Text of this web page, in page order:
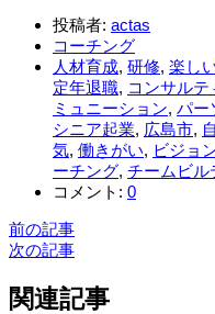
投稿者: actas
コーチング
人材育成, 研修, 楽し
定年退職, コンサルテ
ミュニーション, パー
シニア起業, 広島市,
気, 働きがい, ビジョ
ーチング, チームビル
コメント: 0
前の記事
次の記事
関連記事